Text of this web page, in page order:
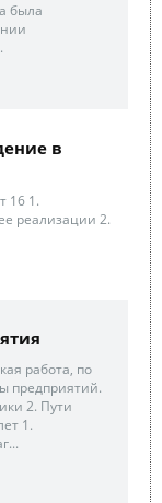
была
в
16 1.
реализации 2.
работа, по
предприятий.
2. Пути
1.